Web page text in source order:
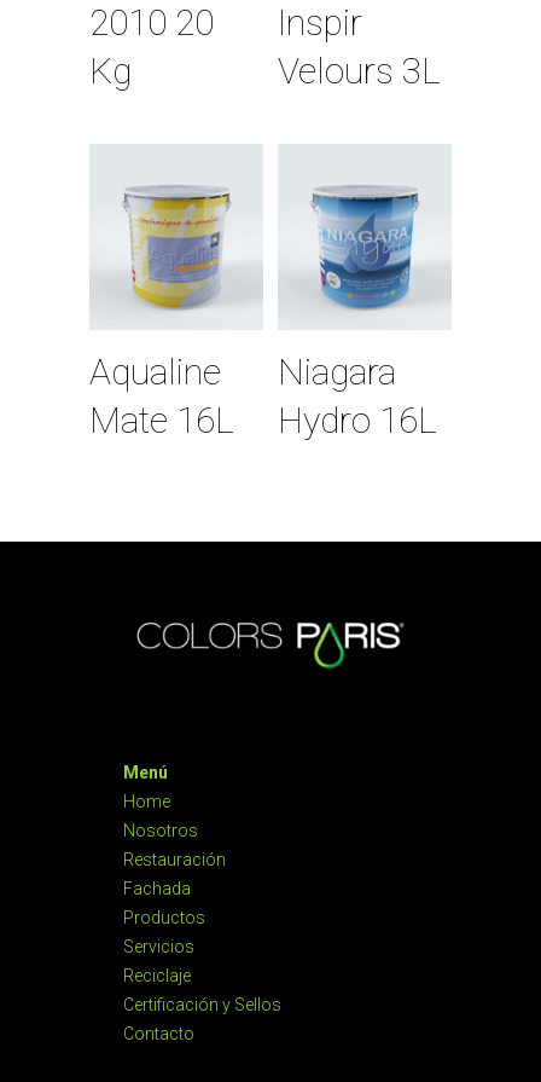
2010 20
Kg
Inspir
Velours 3L
Aqualine
Mate 16L
Niagara
Hydro 16L
Menú
Home
Nosotros
Restauración
Fachada
Productos
Servicios
Reciclaje
Certificación y Sellos
Contacto